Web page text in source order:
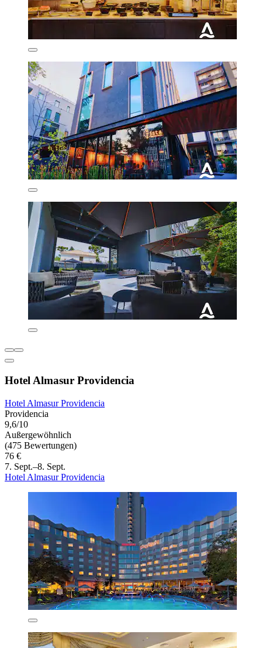
Hotel Almasur Providencia
Hotel Almasur Providencia
Providencia
9,6/10
Außergewöhnlich
(475 Bewertungen)
76 €
7. Sept.–8. Sept.
Hotel Almasur Providencia